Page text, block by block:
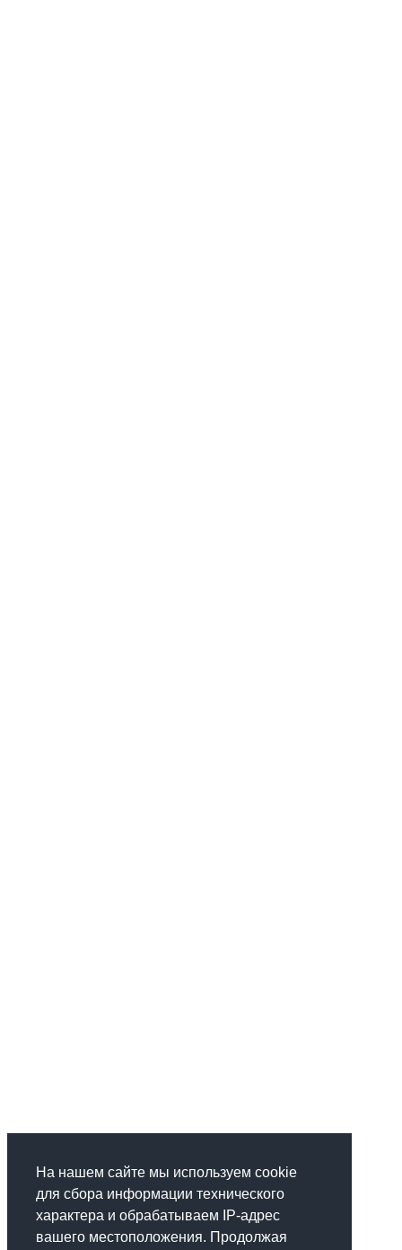
На нашем сайте мы используем cookie
для сбора информации технического
характера и обрабатываем IP-адрес
вашего местоположения. Продолжая